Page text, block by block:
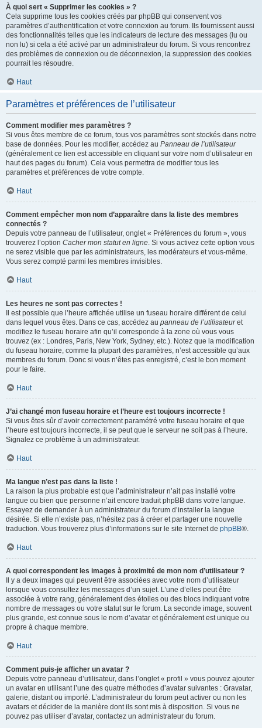
À quoi sert « Supprimer les cookies » ?
Cela supprime tous les cookies créés par phpBB qui conservent vos
paramètres d’authentification et votre connexion au forum. Ils fournissent aussi
des fonctionnalités telles que les indicateurs de lecture des messages (lu ou
non lu) si cela a été activé par un administrateur du forum. Si vous rencontrez
des problèmes de connexion ou de déconnexion, la suppression des cookies
pourrait les résoudre.
Haut
Paramètres et préférences de l’utilisateur
Comment modifier mes paramètres ?
Si vous êtes membre de ce forum, tous vos paramètres sont stockés dans notre
base de données. Pour les modifier, accédez au Panneau de l’utilisateur
(généralement ce lien est accessible en cliquant sur votre nom d’utilisateur en
haut des pages du forum). Cela vous permettra de modifier tous les
paramètres et préférences de votre compte.
Haut
Comment empêcher mon nom d’apparaître dans la liste des membres
connectés ?
Depuis votre panneau de l’utilisateur, onglet « Préférences du forum », vous
trouverez l’option Cacher mon statut en ligne. Si vous activez cette option vous
ne serez visible que par les administrateurs, les modérateurs et vous-même.
Vous serez compté parmi les membres invisibles.
Haut
Les heures ne sont pas correctes !
Il est possible que l’heure affichée utilise un fuseau horaire différent de celui
dans lequel vous êtes. Dans ce cas, accédez au panneau de l’utilisateuret
modifiez le fuseau horaire afin qu’il corresponde à la zone où vous vous
trouvez (ex : Londres, Paris, New York, Sydney, etc.). Notez que la modification
du fuseau horaire, comme la plupart des paramètres, n’est accessible qu’aux
membres du forum. Donc si vous n’êtes pas enregistré, c’est le bon moment
pour le faire.
Haut
J’ai changé mon fuseau horaire et l’heure est toujours incorrecte !
Si vous êtes sûr d’avoir correctement paramétré votre fuseau horaire et que
l’heure est toujours incorrecte, il se peut que le serveur ne soit pas à l’heure.
Signalez ce problème à un administrateur.
Haut
Ma langue n’est pas dans la liste !
La raison la plus probable est que l’administrateur n’ait pas installé votre
langue ou bien que personne n’ait encore traduit phpBB dans votre langue.
Essayez de demander à un administrateur du forum d’installer la langue
désirée. Si elle n’existe pas, n’hésitez pas à créer et partager une nouvelle
traduction. Vous trouverez plus d’informations sur le site Internet de phpBB®.
Haut
A quoi correspondent les images à proximité de mon nom d’utilisateur ?
Il y a deux images qui peuvent être associées avec votre nom d’utilisateur
lorsque vous consultez les messages d’un sujet. L’une d’elles peut être
associée à votre rang, généralement des étoiles ou des blocs indiquant votre
nombre de messages ou votre statut sur le forum. La seconde image, souvent
plus grande, est connue sous le nom d’avatar et généralement est unique ou
propre à chaque membre.
Haut
Comment puis-je afficher un avatar ?
Depuis votre panneau d’utilisateur, dans l’onglet « profil » vous pouvez ajouter
un avatar en utilisant l’une des quatre méthodes d’avatar suivantes : Gravatar,
galerie, distant ou importé. L’administrateur du forum peut activer ou non les
avatars et décider de la manière dont ils sont mis à disposition. Si vous ne
pouvez pas utiliser d’avatar, contactez un administrateur du forum.